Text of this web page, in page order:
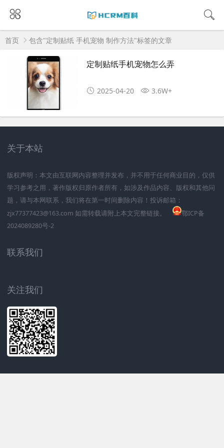
首页 包含"定制贴纸 手机宠物 制作方法"标签的文章
定制贴纸手机宠物怎么弄
2025-04-20 3.6W+
关于本站
版权声明：本文由互联网内容整理并发布，并不用于任何商业目的，仅供
学习参考之用，著作版权归原作者所有，如涉及作品内容、版权和其他问
题，请与本网联系，我们将在第一时间删除内容！投诉邮箱：
zjx77377423@163.com 如需转载请附上本文完整链接。
鄂ICP备
2024089280号-2
联系我们
关注我们